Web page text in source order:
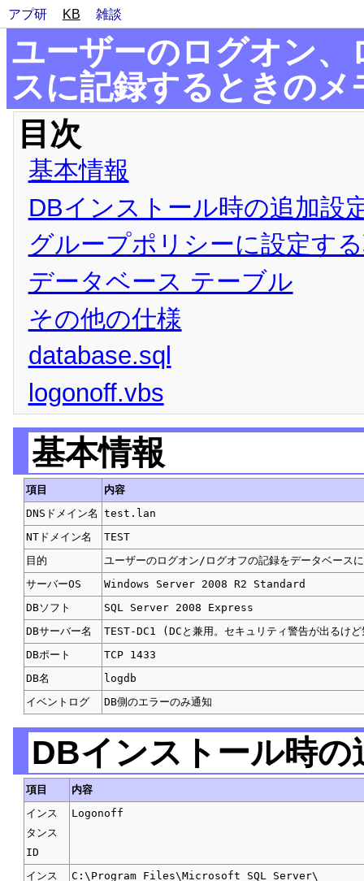
アプ研 KB 雑談
ユーザーのログオン
スに記録するときのメ
目次
基本情報
DBインストール時の追加設
グループポリシーに設定す
データベース テーブル
その他の仕様
database.sql
logonoff.vbs
基本情報
項目
内容
DNSドメイン名
test.lan
NTドメイン名
TEST
目的
ユーザーのログオン/ログオフの記録をデータベース
サーバーOS
Windows Server 2008 R2 Standard
DBソフト
SQL Server 2008 Express
DBサーバー名
TEST-DC1 (DCと兼用。セキュリティ警告が出るけ
DBポート
TCP 1433
DB名
logdb
イベントログ
DB側のエラーのみ通知
DBインストール時の
項目
内容
インス
タンス
ID
Logonoff
インス
C:\Program Files\Microsoft SQL Server\